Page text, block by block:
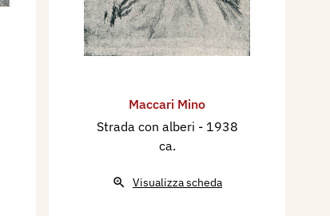
Maccari Mino
Strada con alberi - 1938
ca.
Visualizza scheda